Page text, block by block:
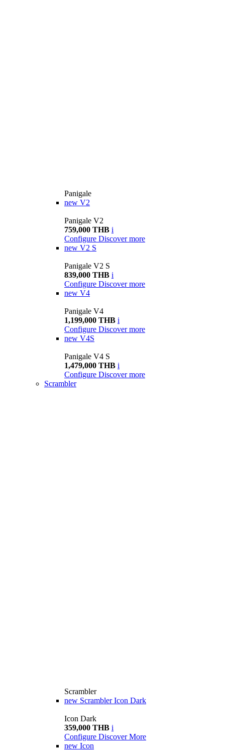
Panigale
new V2
Panigale V2
759,000 THB i
Configure Discover more
new V2 S
Panigale V2 S
839,000 THB i
Configure Discover more
new V4
Panigale V4
1,199,000 THB i
Configure Discover more
new V4S
Panigale V4 S
1,479,000 THB i
Configure Discover more
Scrambler
Scrambler
new Scrambler Icon Dark
Icon Dark
359,000 THB i
Configure Discover More
new Icon